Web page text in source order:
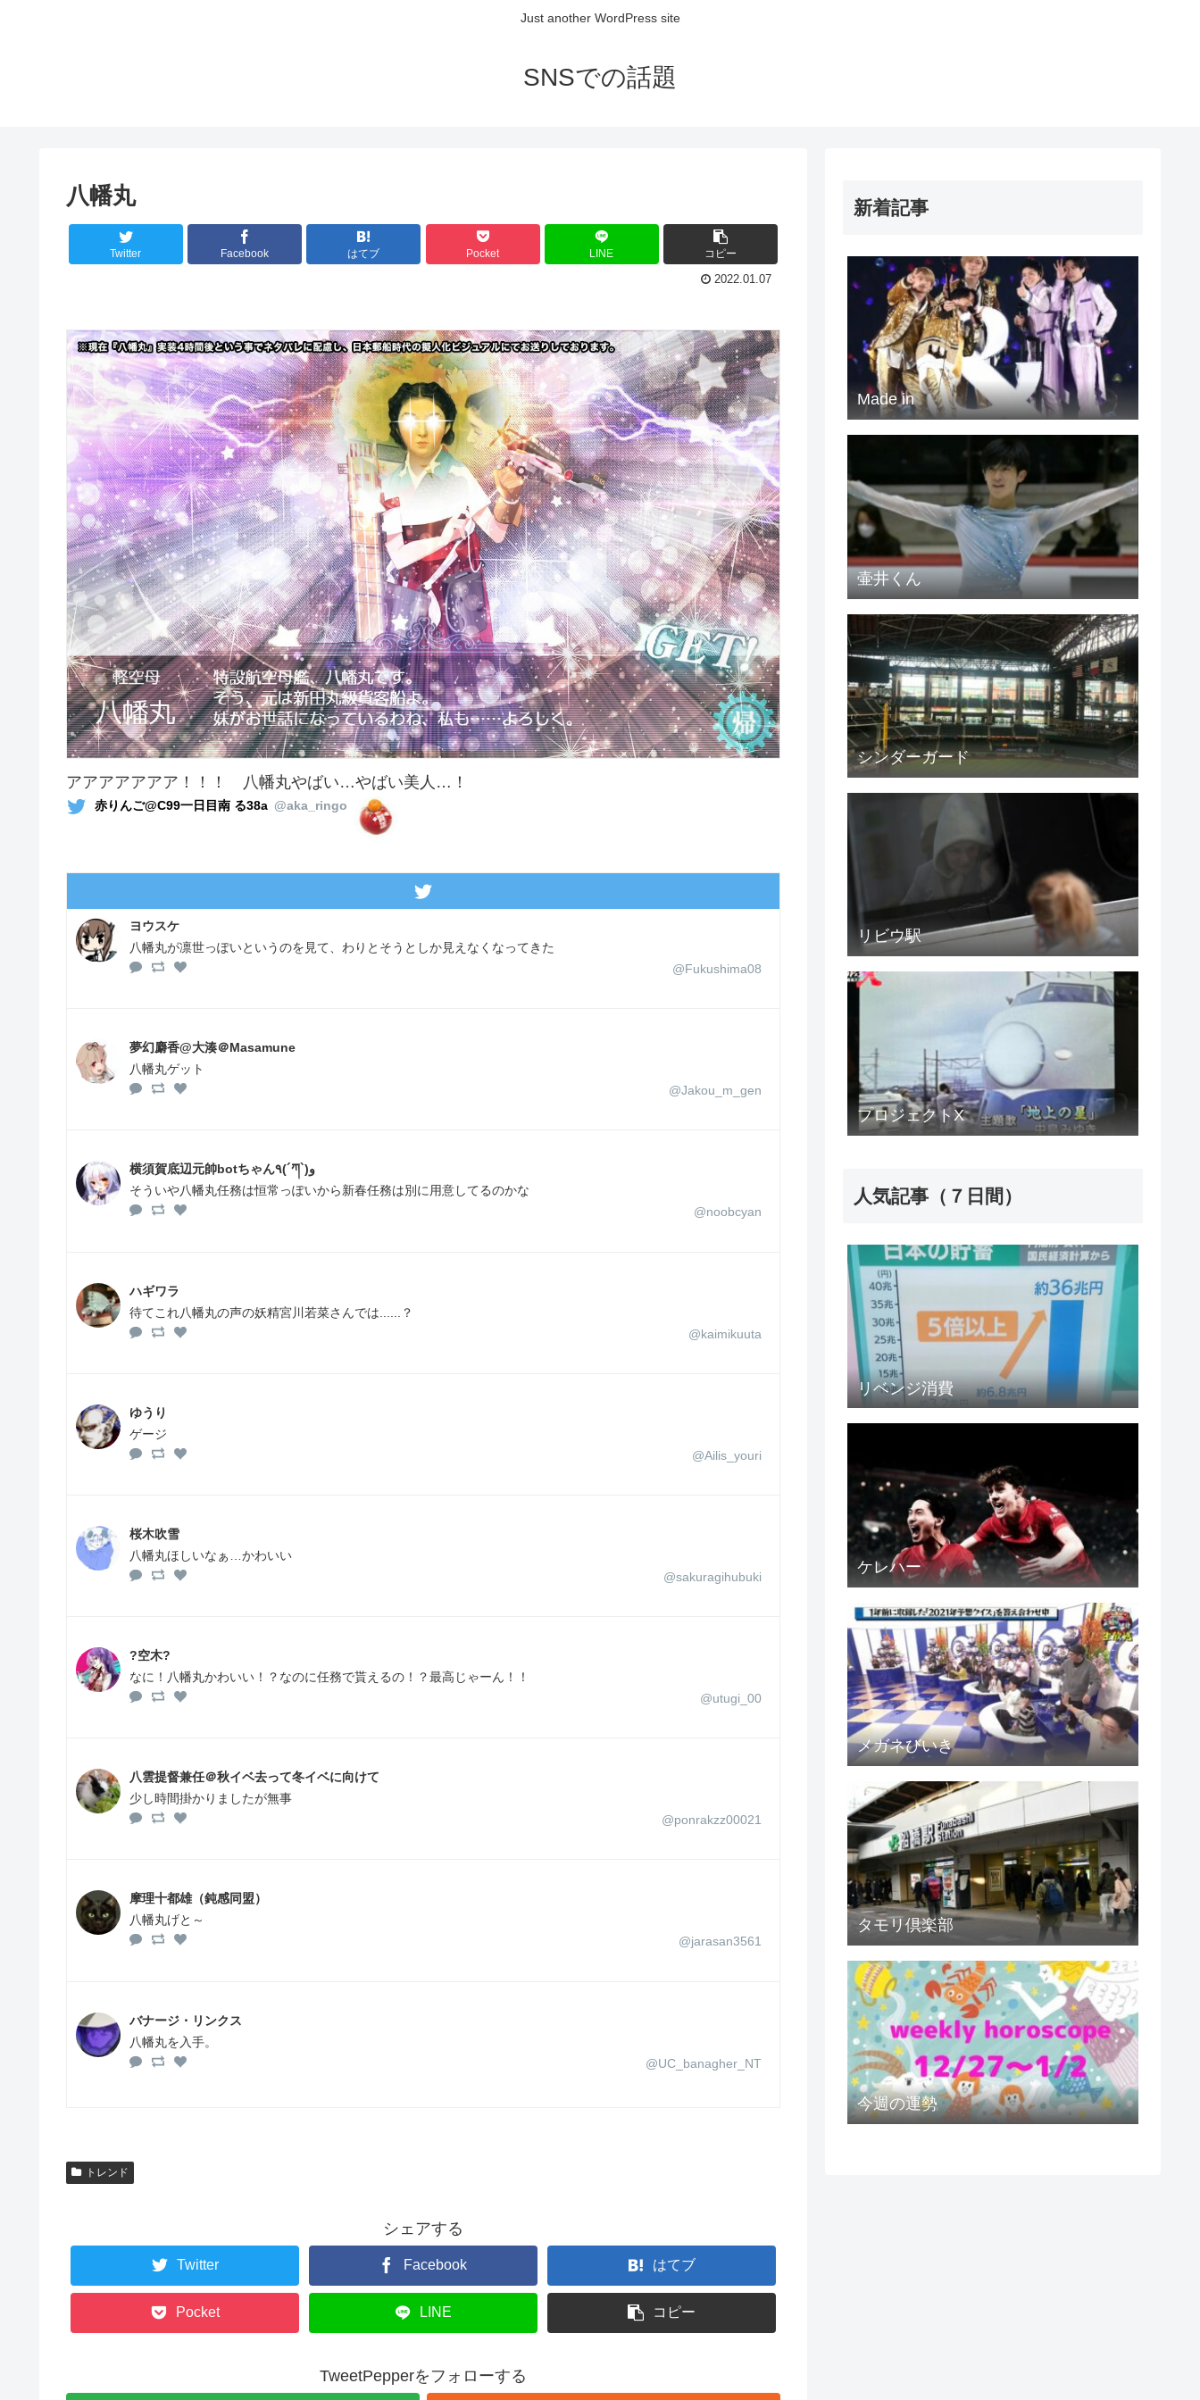
Just another WordPress site
SNSでの話題
八幡丸
Twitter Facebook はてブ Pocket LINE コピー
2022.01.07
アアアアアアア！！！ 八幡丸やばい…やばい美人…！
赤りんご@C99一日目南 る38a @aka_ringo
ヨウスケ
八幡丸が凛世っぽいというのを見て、わりとそうとしか見えなくなってきた
@Fukushima08
夢幻麝香@大湊＠Masamune
八幡丸ゲット
@Jakou_m_gen
横須賀底辺元帥botちゃん٩(´ཀ`)و
そういや八幡丸任務は恒常っぽいから新春任務は別に用意してるのかな
@noobcyan
ハギワラ
待てこれ八幡丸の声の妖精宮川若菜さんでは......？
@kaimikuuta
ゆうり
ゲージ
@Ailis_youri
桜木吹雪
八幡丸ほしいなぁ…かわいい
@sakuragihubuki
?空木?
なに！八幡丸かわいい！？なのに任務で貰えるの！？最高じゃーん！！
@utugi_00
八雲提督兼任＠秋イベ去って冬イベに向けて
少し時間掛かりましたが無事
@ponrakzz00021
摩理十都雄（鈍感同盟）
八幡丸げと～
@jarasan3561
バナージ・リンクス
八幡丸を入手。
@UC_banagher_NT
トレンド
シェアする
Twitter Facebook はてブ
Pocket LINE コピー
TweetPepperをフォローする
新着記事
Made in
壷井くん
シンダーガード
リビウ駅
プロジェクトX
人気記事（７日間）
リベンジ消費
ケレハー
メガネびいき
タモリ倶楽部
今週の運勢